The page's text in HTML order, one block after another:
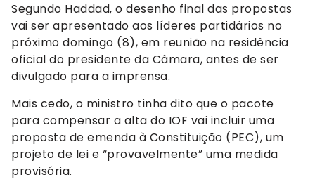
Segundo Haddad, o desenho final das propostas
vai ser apresentado aos líderes partidários no
próximo domingo (8), em reunião na residência
oficial do presidente da Câmara, antes de ser
divulgado para a imprensa.
Mais cedo, o ministro tinha dito que o pacote
para compensar a alta do IOF vai incluir uma
proposta de emenda à Constituição (PEC), um
projeto de lei e “provavelmente” uma medida
provisória.